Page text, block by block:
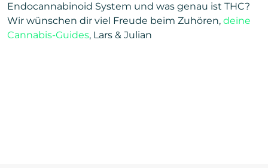
Endocannabinoid System und was genau ist THC?
Wir wünschen dir viel Freude beim Zuhören, deine
Cannabis-Guides, Lars & Julian